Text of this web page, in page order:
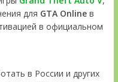
для GTA Onlineв
в официальном
в России и других